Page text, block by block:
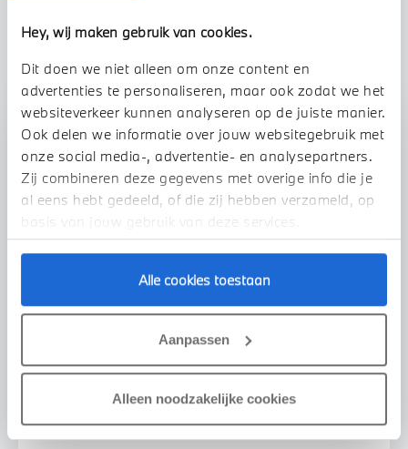
Hey, wij maken gebruik van cookies.
Dit doen we niet alleen om onze content en
advertenties te personaliseren, maar ook zodat we het
websiteverkeer kunnen analyseren op de juiste manier.
Ook delen we informatie over jouw websitegebruik met
onze social media-, advertentie- en analysepartners.
Zij combineren deze gegevens met overige info die je
al eens hebt gedeeld, of die zij hebben verzameld, op
basis van jouw gebruik van deze services.
Alle cookies toestaan
Aanpassen
Alleen noodzakelijke cookies
Stap 1 van 3
Uw auto inruilen?
Voorstel aanvragen
U vertelt meer over uw auto
We verrekenen de waarde van uw auto
Toon alle eigenschappen